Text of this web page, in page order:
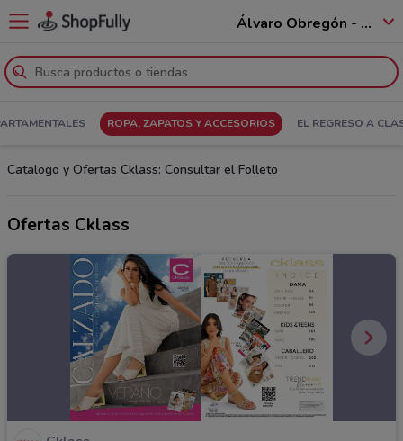
Álvaro Obregón - 01520
ROPA, ZAPATOS Y ACCESORIOS EL REGRESO A
Catalogo y Ofertas Cklass: Consultar el Folleto
Ofertas Cklass